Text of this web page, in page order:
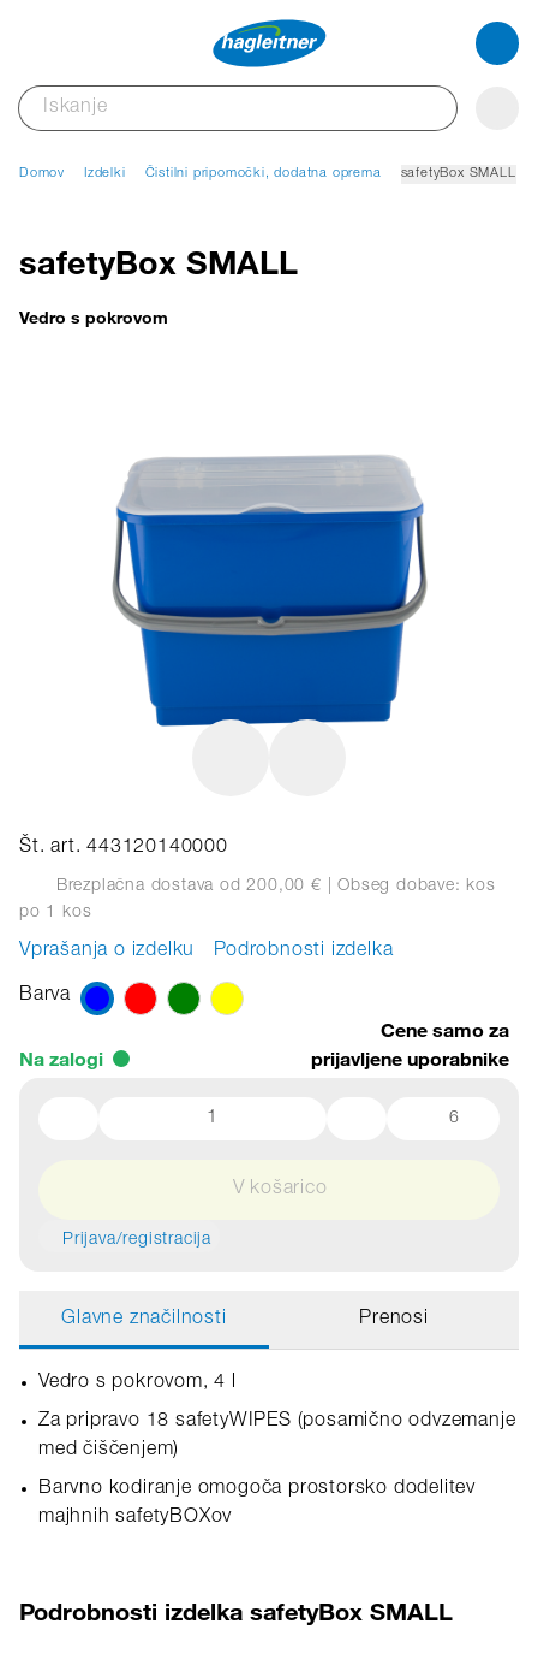
Domov Izdelki Čistilni pripomočki, dodatna oprema safetyBox SMALL
safetyBox SMALL
Vedro s pokrovom
Št. art. 443120140000
Brezplačna dostava od 200,00 € | Obseg dobave: kos
po 1 kos
Vprašanja o izdelku Podrobnosti izdelka
Barva
Na zalogi
Cene samo za
prijavljene uporabnike
6
V košarico
Prijava/registracija
Glavne značilnosti Prenosi
Vedro s pokrovom, 4 l
Za pripravo 18 safetyWIPES (posamično odvzemanje
med čiščenjem)
Barvno kodiranje omogoča prostorsko dodelitev
majhnih safetyBOXov
Podrobnosti izdelka safetyBox SMALL